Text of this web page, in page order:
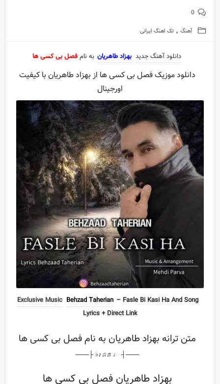
0
آهنگ , تک اهنگ ایرانی
دانلود آهنگ جدید بهزاد طاهریان به نامفصل بی کسی ها
دانلود موزیک فصل بی کسی ها از بهزاد طاهریان با کیفیت
اورجینال
Exclusive Music Behzad Taherian – Fasle Bi Kasi Ha And Song
Lyrics + Direct Link
متن ترانه بهزاد طاهریان به نام فصل بی کسی ها
───┤ ♩♬♫♪♭ ├───
بهزاد طاهریان فصل بی کسی ها